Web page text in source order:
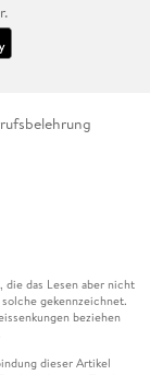
das Lesen aber nicht
gekennzeichnet.
beziehen
dieser Artikel